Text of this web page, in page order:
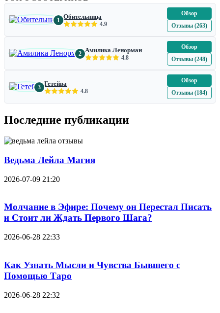
1 Обительница
4.9
Обзор
Отзывы (263)
2 Амилика Ленорман
4.8
Обзор
Отзывы (248)
3 Гетейва
4.8
Обзор
Отзывы (184)
Последние публикации
Ведьма Лейла Магия
2026-07-09 21:20
Молчание в Эфире: Почему он Перестал Писать
и Стоит ли Ждать Первого Шага?
2026-06-28 22:33
Как Узнать Мысли и Чувства Бывшего с
Помощью Таро
2026-06-28 22:32